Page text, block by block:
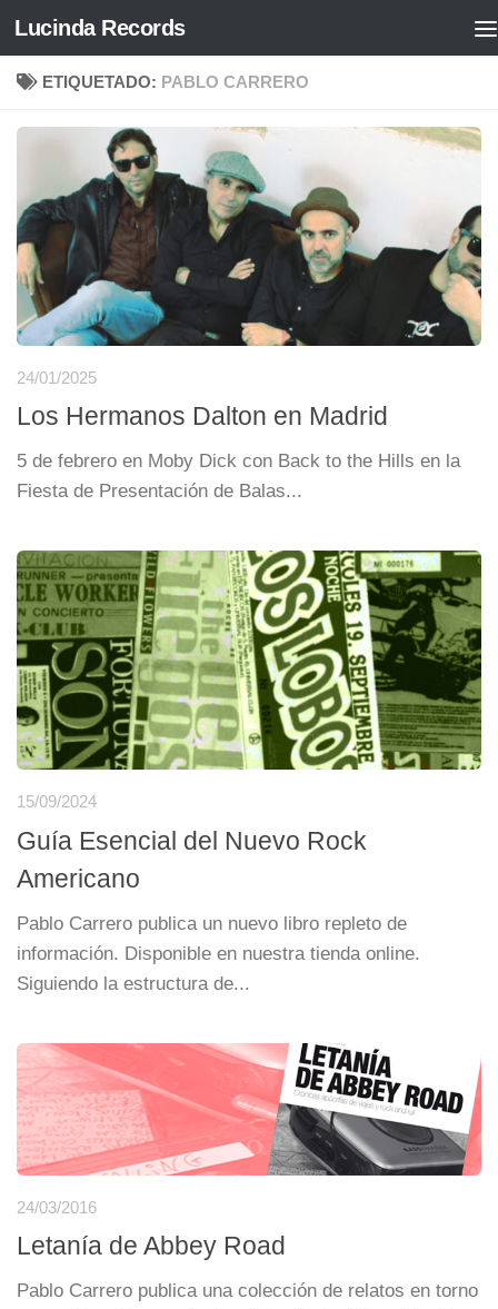
Saltar al contenido
Lucinda Records
ETIQUETADO: PABLO CARRERO
24/01/2025
Los Hermanos Dalton en Madrid
5 de febrero en Moby Dick con Back to the Hills en la
Fiesta de Presentación de Balas...
15/09/2024
Guía Esencial del Nuevo Rock
Americano
Pablo Carrero publica un nuevo libro repleto de
información. Disponible en nuestra tienda online.
Siguiendo la estructura de...
24/03/2016
Letanía de Abbey Road
Pablo Carrero publica una colección de relatos en torno